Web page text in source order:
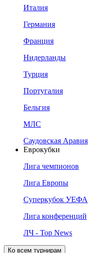
Италия
Германия
Франция
Нидерланды
Турция
Португалия
Бельгия
МЛС
Саудовская Аравия
Еврокубки
Лига чемпионов
Лига Европы
Суперкубок УЕФА
Лига конференций
ЛЧ - Top News
Ко всем турнирам